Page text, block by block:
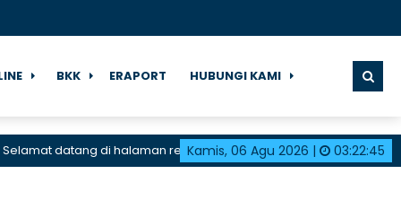
BKK ERAPORT HUBUNGI KAMI
Kamis, 06 Agu 2026 | 03:22:45
Selamat datang di halaman resmi SMK Negeri 1 Karangdadap